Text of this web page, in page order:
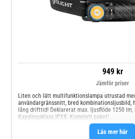
949 kr
Läs mer här
Jämför priser
Liten och lätt multifunktionslampa utrustad
användargränssnitt, bred kombinationsljusbild,
lång drifttid! Deklarerat max. ljusflöde 1250 lm,
Kapslingsklass IPX8. Komplett paket!